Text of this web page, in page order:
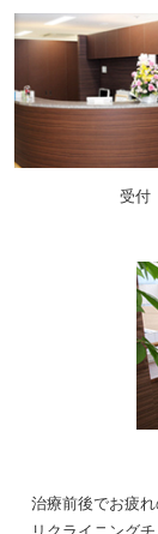
受付
治療前後でお疲